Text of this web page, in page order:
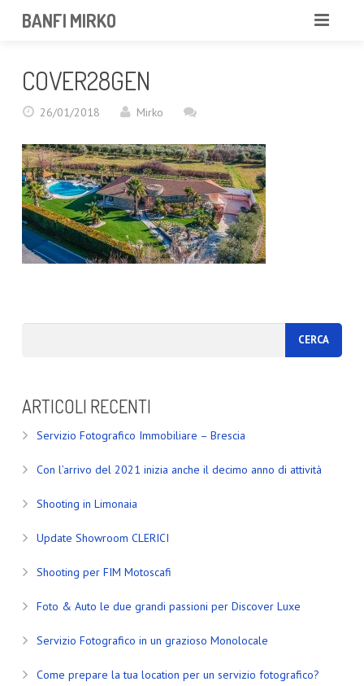
BANFI MIRKO
PORTFOLIO
SERVIZI
NEWS
COVER28GEN
26/01/2018 Mirko
ARTICOLI RECENTI
Servizio Fotografico Immobiliare – Brescia
Con l’arrivo del 2021 inizia anche il decimo anno di attività
Shooting in Limonaia
Update Showroom CLERICI
Shooting per FIM Motoscafi
Foto & Auto le due grandi passioni per Discover Luxe
Servizio Fotografico in un grazioso Monolocale
Come prepare la tua location per un servizio fotografico?